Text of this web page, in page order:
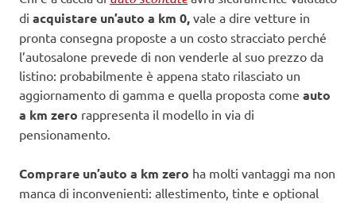
di acquistare un’auto a km 0, vale a dire vetture in
pronta consegna proposte a un costo stracciato perché
l’autosalone prevede di non venderle al suo prezzo da
listino: probabilmente è appena stato rilasciato un
aggiornamento di gamma e quella proposta come auto
a km zero rappresenta il modello in via di
pensionamento.
Comprare un’auto a km zero ha molti vantaggi ma non
manca di inconvenienti: allestimento, tinte e optional